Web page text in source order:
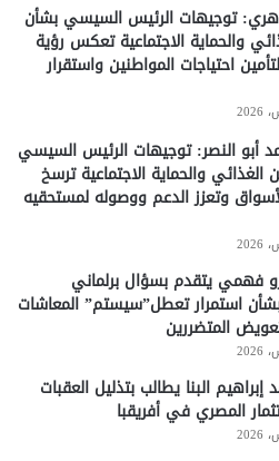
توجيهات الرئيس السيسي بشأن
والحماية الاجتماعية تعكس رؤية
احتياجات المواطنين واستقرار
أبو النصر: توجيهات الرئيس السيسي
الغذائي والحماية الاجتماعية ترسخ
وتعزز الدعم ووصوله لمستحقيه
فهمي يتقدم بسؤال برلماني
استمرار تعطل”سيستم” المعاشات
المتضررين
إبراهيم البنا يطالب بتذليل العقبات
المصري في أفريقبا